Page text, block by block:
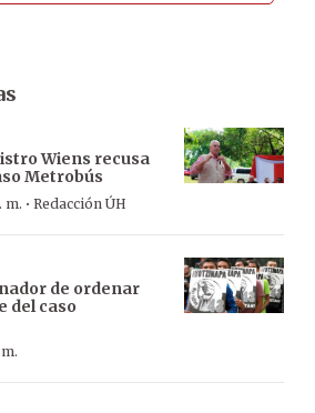
Wiens recusa
Metrobús
m. · Redacción ÚH
de ordenar
del caso